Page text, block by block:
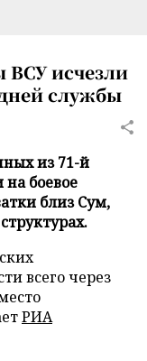
ВСУ исчезли
службы
из 71-й
на боевое
близ Сум,
всего через
РИА